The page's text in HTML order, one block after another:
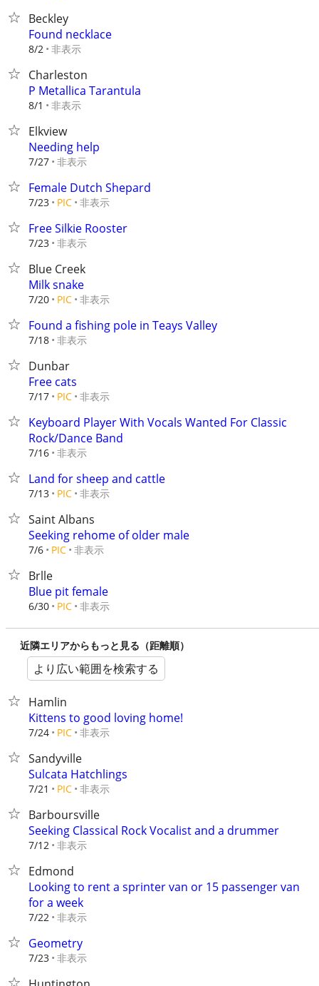
Beckley
Found necklace
8/2 非表示
Charleston
P Metallica Tarantula
8/1 非表示
Elkview
Needing help
7/27 非表示
Female Dutch Shepard
7/23 PIC 非表示
Free Silkie Rooster
7/23 非表示
Blue Creek
Milk snake
7/20 PIC 非表示
Found a fishing pole in Teays Valley
7/18 非表示
Dunbar
Free cats
7/17 PIC 非表示
Keyboard Player With Vocals Wanted For Classic
Rock/Dance Band
7/16 非表示
Land for sheep and cattle
7/13 PIC 非表示
Saint Albans
Seeking rehome of older male
7/6 PIC 非表示
Brlle
Blue pit female
6/30 PIC 非表示
近隣エリアからもっと見る（距離順）
より広い範囲を検索する
Hamlin
Kittens to good loving home!
7/24 PIC 非表示
Sandyville
Sulcata Hatchlings
7/21 PIC 非表示
Barboursville
Seeking Classical Rock Vocalist and a drummer
7/12 非表示
Edmond
Looking to rent a sprinter van or 15 passenger van
for a week
7/22 非表示
Geometry
7/23 非表示